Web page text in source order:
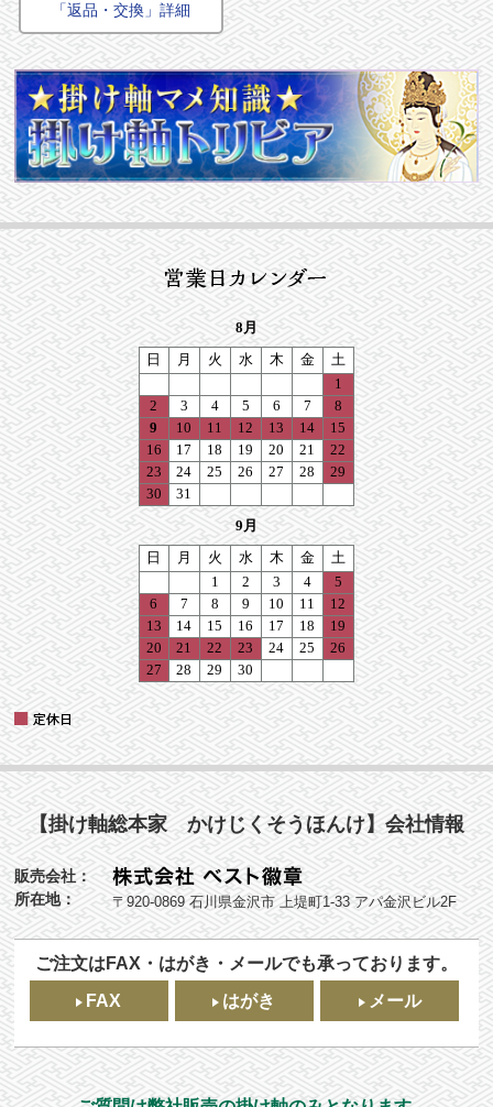
「返品・交換」詳細
【掛け軸総本家 かけじくそうほんけ】会社情報
販売会社：
所在地：
〒920-0869 石川県金沢市 上堤町1-33 アパ金沢ビル2F
ご注文はFAX・はがき・メールでも承っております。
FAX
はがき メール